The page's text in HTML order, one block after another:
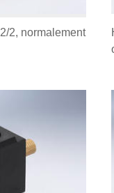
2, normalement